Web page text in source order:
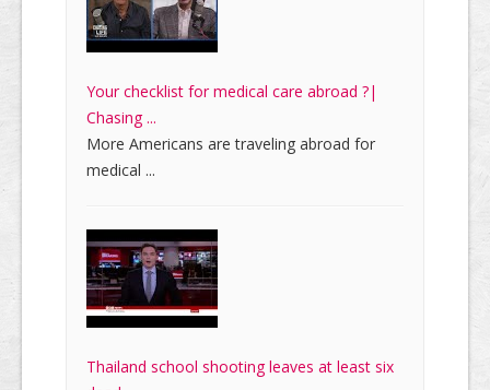
Your checklist for medical care abroad ?|
Chasing ...
More Americans are traveling abroad for
medical ...
Thailand school shooting leaves at least six